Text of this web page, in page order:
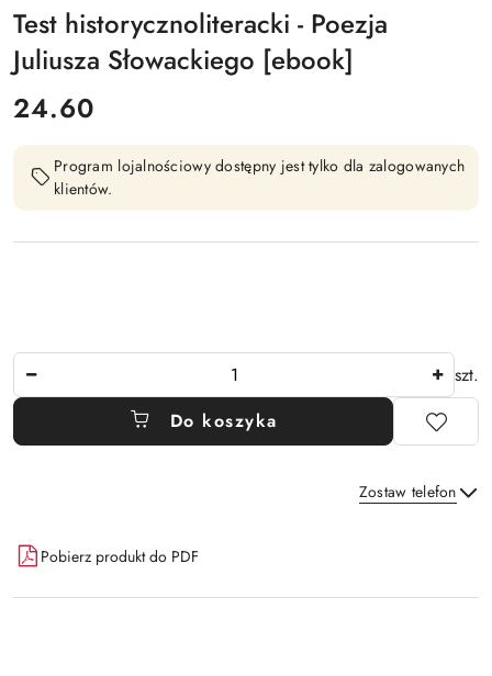
Test historycznoliteracki - Poezja
Juliusza Słowackiego [ebook]
cena:
24.60
Program lojalnościowy dostępny jest tylko dla zalogowanych
klientów.
szt.
Do koszyka
Zostaw telefon
Dostępność
i
dostawa
Pobierz produkt do PDF